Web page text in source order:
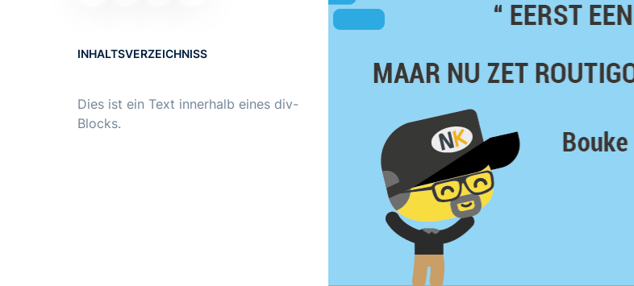
INHALTSVERZEICHNISS
Dies ist ein Text innerhalb eines div-
Blocks.